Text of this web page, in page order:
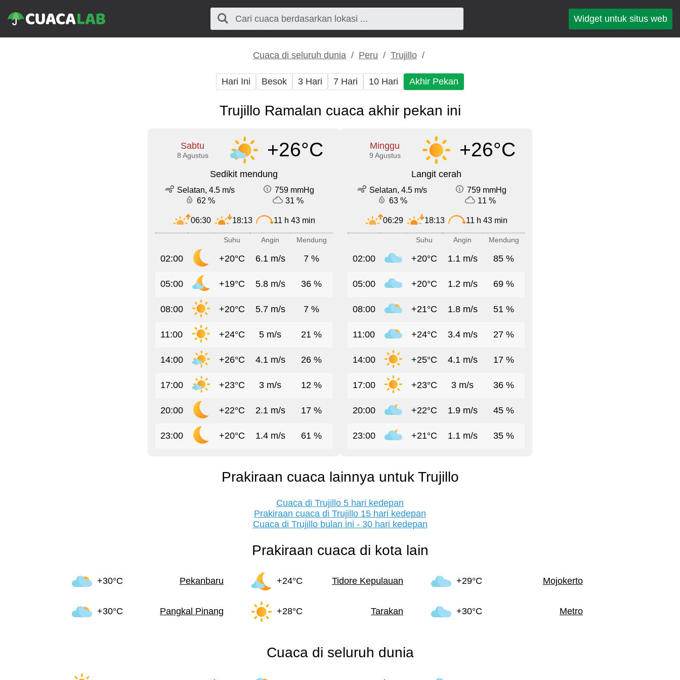
Widget untuk situs web
Cuaca di seluruh dunia Peru Trujillo
Hari Ini Besok 3 Hari 7 Hari 10 Hari Akhir Pekan
Trujillo Ramalan cuaca akhir pekan ini
Sabtu
8 Agustus +26°C
Sedikit mendung
Selatan, 4.5 m/s
759 mmHg
62 %
31 %
06:30 18:13 11 h 43 min
Suhu Angin Mendung
02:00 +20°C 6.1 m/s 7 %
05:00 +19°C 5.8 m/s 36 %
08:00 +20°C 5.7 m/s 7 %
11:00 +24°C 5 m/s 21 %
14:00 +26°C 4.1 m/s 26 %
17:00 +23°C 3 m/s 12 %
20:00 +22°C 2.1 m/s 17 %
23:00 +20°C 1.4 m/s 61 %
Minggu
9 Agustus +26°C
Langit cerah
Selatan, 4.5 m/s
759 mmHg
63 %
11 %
06:29 18:13 11 h 43 min
Suhu Angin Mendung
02:00 +20°C 1.1 m/s 85 %
05:00 +20°C 1.2 m/s 69 %
08:00 +21°C 1.8 m/s 51 %
11:00 +24°C 3.4 m/s 27 %
14:00 +25°C 4.1 m/s 17 %
17:00 +23°C 3 m/s 36 %
20:00 +22°C 1.9 m/s 45 %
23:00 +21°C 1.1 m/s 35 %
Prakiraan cuaca lainnya untuk Trujillo
Cuaca di Trujillo 5 hari kedepan
Prakiraan cuaca di Trujillo 15 hari kedepan
Cuaca di Trujillo bulan ini - 30 hari kedepan
Prakiraan cuaca di kota lain
+30°C Pekanbaru +24°C Tidore Kepulauan +29°C Mojokerto
+30°C Pangkal Pinang +28°C Tarakan +30°C Metro
Cuaca di seluruh dunia